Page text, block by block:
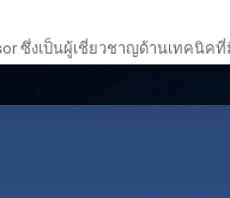
ซึ่งเป็นผู้เชี่ยวชาญด้านเทค